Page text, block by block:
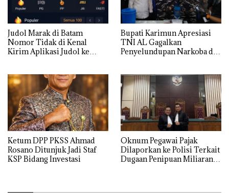
Judol Marak di Batam
Nomor Tidak di Kenal
Kirim Aplikasi Judol ke
Bupati Karimun Apresiasi
TNI AL Gagalkan
Penyelundupan Narkoba di
Ketum DPP PKSS Ahmad
Rosano Ditunjuk Jadi Staf
KSP Bidang Investasi
Oknum Pegawai Pajak
Dilaporkan ke Polisi Terkait
Dugaan Penipuan Miliaran